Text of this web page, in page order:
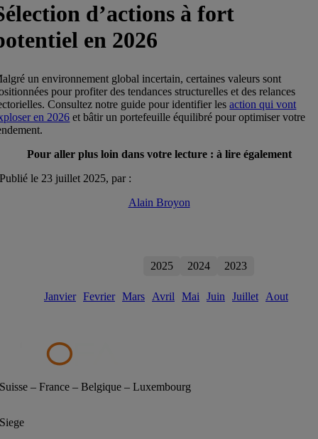
d’actions à fort
en 2026
un environnement global incertain, certaines valeurs sont
pour profiter des tendances structurelles et des relances
Consultez notre guide pour identifier lesaction qui vont
en 2026 et bâtir un portefeuille équilibré pour optimiser votre
Pour aller plus loin dans votre lecture : à lire également
Publié le 23 juillet 2025, par :
Alain Broyon
2025 2024 2023
Janvier Fevrier Mars Avril Mai Juin Juillet Aout
Suisse – France – Belgique – Luxembourg
Siege